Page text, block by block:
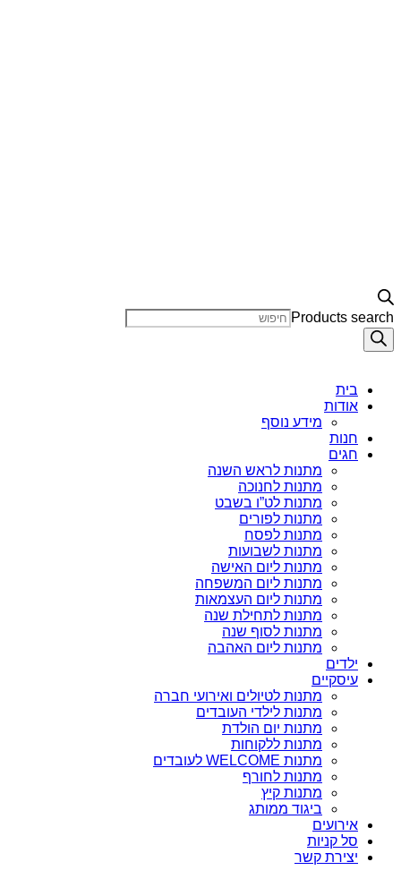
Products search
בית
אודות
מידע נוסף
חנות
חגים
מתנות לראש השנה
מתנות לחנוכה
מתנות לט”ו בשבט
מתנות לפורים
מתנות לפסח
מתנות לשבועות
מתנות ליום האישה
מתנות ליום המשפחה
מתנות ליום העצמאות
מתנות לתחילת שנה
מתנות לסוף שנה
מתנות ליום האהבה
ילדים
עיסקיים
מתנות לטיולים ואירועי חברה
מתנות לילדי העובדים
מתנות יום הולדת
מתנות ללקוחות
מתנות WELCOME לעובדים
מתנות לחורף
מתנות קיץ
ביגוד ממותג
אירועים
סל קניות
יצירת קשר